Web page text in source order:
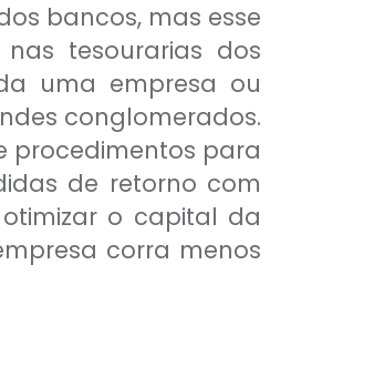
bancos, mas esse
tesourarias dos
uma empresa ou
conglomerados.
procedimentos para
de retorno com
o capital da
corra menos